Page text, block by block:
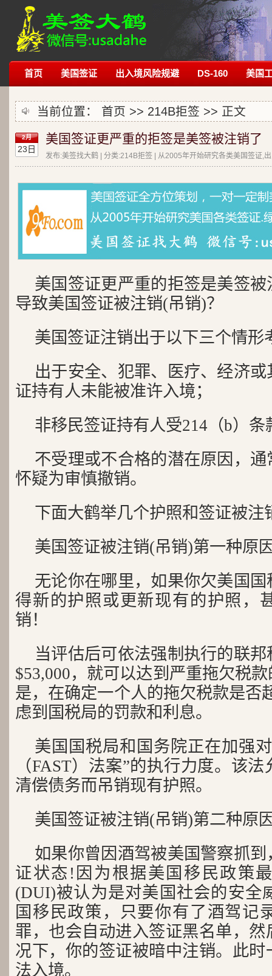
首页 美国签证 出入境风险规避 DS-160 美国
当前位置： 首页 >> 214B拒签 >> 正文
2月
23日
美国签证更严重的拒签是美签被注销了
发布:美签找大鹤 | 分类:214B拒签 | 从2005年开始研究各类美国签证,
美国签证更严重的拒签是美签
导致美国签证被注销(吊销)？
美国签证注销出于以下三个情形
出于安全、犯罪、医疗、经济
证持有人未能被准许入境；
非移民签证持有人受214（b）条
不受理或不合格的潜在原因，
怀疑为审慎撤销。
下面大鹤举几个护照和签证被注
美国签证被注销(吊销)第一种原
无论你在哪里，如果你欠美国
得新的护照或更新现有的护照，
销！
当评估后可依法强制执行的联
$53,000，就可以达到严重拖欠税
是，在确定一个人的拖欠税款是否
虑到国税局的罚款和利息。
美国国税局和国务院正在加强
（FAST）法案”的执行力度。该
清偿债务而吊销现有护照。
美国签证被注销(吊销)第二种原
如果你曾因酒驾被美国警察抓
证状态!因为根据美国移民政策
(DUI)被认为是对美国社会的安全
国移民政策，只要你有了酒驾记
罪，也会自动进入签证黑名单，
况下，你的签证被暗中注销。此
法入境。